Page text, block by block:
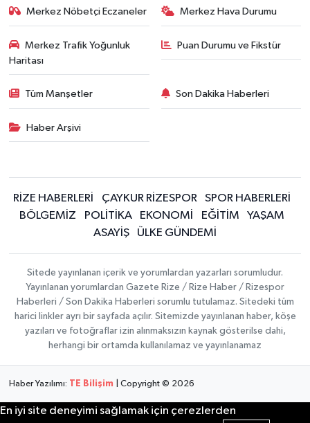
Merkez Nöbetçi Eczaneler Merkez Hava Durumu
Merkez Trafik Yoğunluk
Haritası
Puan Durumu ve Fikstür
Tüm Manşetler Son Dakika Haberleri
Haber Arşivi
RİZE HABERLERİ ÇAYKUR RİZESPOR
SPOR HABERLERİ
BÖLGEMİZ
POLİTİKA EKONOMİ EĞİTİM
YAŞAM
ASAYİŞ
ÜLKE GÜNDEMİ
Sitede yayınlanan içerik ve yorumlardan yazarları sorumludur.
Yayınlanan yorumlardan Gazete Rize / Rize Haber / Rizespor
Haberleri / Son Dakika Haberleri sorumlu tutulamaz. Sitedeki tüm
harici linkler ayrı bir sayfada açılır. Sitemizde yayınlanan haber, köşe
yazıları ve fotoğraflar izin alınmaksızın kaynak gösterilse dahi,
herhangi bir ortamda kullanılamaz ve yayınlanamaz
Haber Yazılımı: TE Bilişim | Copyright © 2026
En iyi site deneyimi sağlamak için çerezlerden